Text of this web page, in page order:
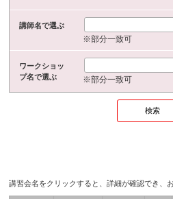
講師名で選ぶ
※部分一致可
ワークショッ
プ名で選ぶ
※部分一致可
講習会名をクリックすると、詳細が確認でき、